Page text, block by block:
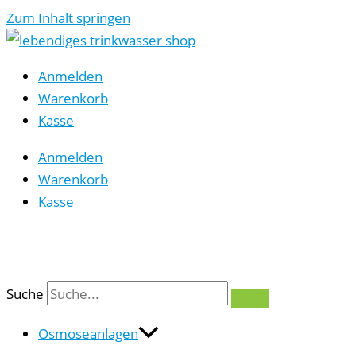
Zum Inhalt springen
Anmelden
Warenkorb
Kasse
Anmelden
Warenkorb
Kasse
Suche
Osmoseanlagen